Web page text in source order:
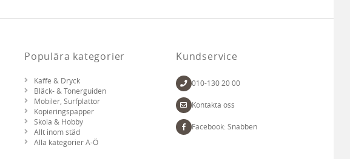
Populära kategorier
Kaffe & Dryck
Bläck- & Tonerguiden
Mobiler, Surfplattor
Kopieringspapper
Skola & Hobby
Allt inom städ
Alla kategorier A-Ö
Kundservice
010-130 20 00
Kontakta oss
Facebook: Snabben